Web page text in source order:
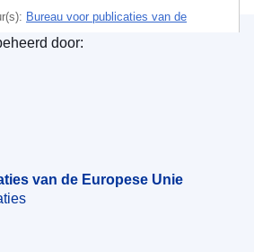
Bureau voor publicaties van de
van de Europese Unie
door:
van de Europese Unie